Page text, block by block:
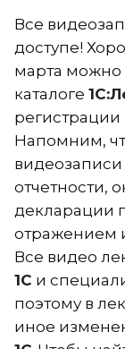
Все
доступе!
марта можно
каталоге
регистрации
Напомним,
отчетности,
декларации
отражением
Все видео
1С и
поэтому в
иное